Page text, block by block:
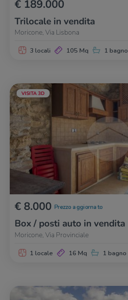
€ 189.000
Trilocale in vendita
Moricone, Via Lisbona
3 locali 105 Mq 1 bagno
VISITA 3D
€ 8.000 Prezzo aggiornato
Box / posti auto in vendita
Moricone, Via Provinciale
1 locale 16 Mq 1 bagno